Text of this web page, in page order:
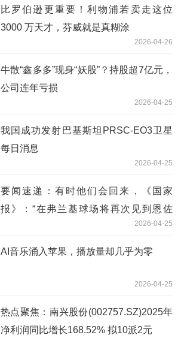
比罗伯逊更重要！利物浦若卖走这位
3000 万天才，芬威就是真糊涂
2026-04-26
牛散“鑫多多”现身“妖股”？持股超7亿元，
公司连年亏损
2026-04-25
我国成功发射巴基斯坦PRSC-EO3卫星
每日消息
2026-04-25
要闻速递：有时他们会回来，《国家
报》：“在弗兰基球场将再次见到恩佐
2026-04-25
AI音乐涌入苹果，播放量却几乎为零
2026-04-25
热点聚焦：南兴股份(002757.SZ)2025年
净利润同比增长168.52% 拟10派2元